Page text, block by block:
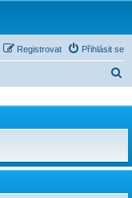
Přihlásit se
Registrovat
d
t